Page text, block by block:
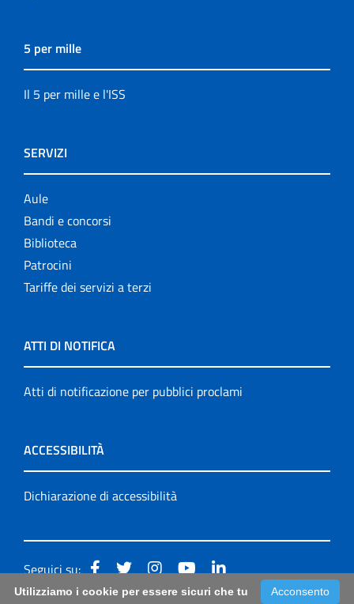
5 per mille
Il 5 per mille e l'ISS
SERVIZI
Aule
Bandi e concorsi
Biblioteca
Patrocini
Tariffe dei servizi a terzi
ATTI DI NOTIFICA
Atti di notificazione per pubblici proclami
ACCESSIBILITÀ
Dichiarazione di accessibilità
Seguici su:
Acconsento
Utilizziamo i cookie per essere sicuri che tu